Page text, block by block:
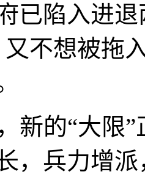
陷入进退
又不想被拖
的“大限”
，兵力增